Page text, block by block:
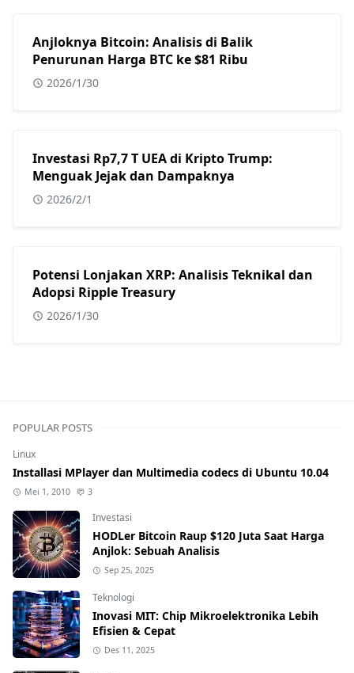
Anjloknya Bitcoin: Analisis di Balik
Penurunan Harga BTC ke $81 Ribu
2026/1/30
Investasi Rp7,7 T UEA di Kripto Trump:
Menguak Jejak dan Dampaknya
2026/2/1
Potensi Lonjakan XRP: Analisis Teknikal dan
Adopsi Ripple Treasury
2026/1/30
POPULAR POSTS
Linux
Installasi MPlayer dan Multimedia codecs di Ubuntu 10.04
Mei 1, 2010 3
Investasi
HODLer Bitcoin Raup $120 Juta Saat Harga
Anjlok: Sebuah Analisis
Sep 25, 2025
Teknologi
Inovasi MIT: Chip Mikroelektronika Lebih
Efisien & Cepat
Des 11, 2025